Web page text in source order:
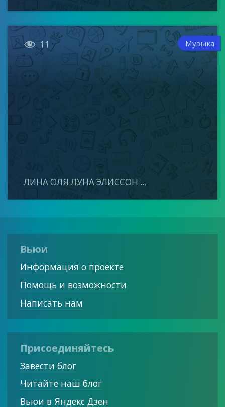
 11 Музыка
ЛИНА ОЛЯ ЛУНА ЭЛИССОН ...
Вьюи
Информация о проекте
Помощь и возможности
Написать нам
Присоединяйтесь
Завести блог
Читайте наш блог
Вьюи в Яндекс Дзен